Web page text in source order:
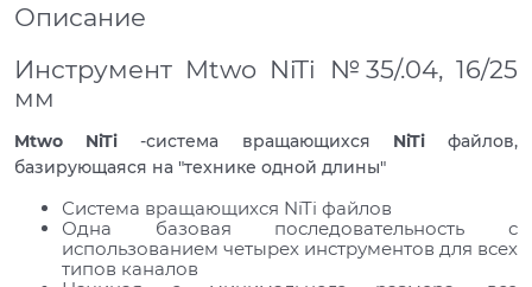
Описание
Инструмент Mtwo NiTi №35/.04, 16/25
мм
Mtwo NiTi-система вращающихся NiTiфайлов,
базирующаяся на "технике одной длины"
Система вращающихся NiTi файлов
Одна базовая последовательность с
использованием четырех инструментов для всех
типов каналов